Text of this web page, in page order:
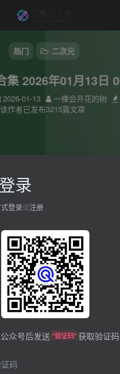
热门 二次元
集 2026年01月13日
2026-01-13 一棵会开花的树
该作者已发布3215篇文章
录
登录或注册
众号后发送 “验证码” 获取验证码
码